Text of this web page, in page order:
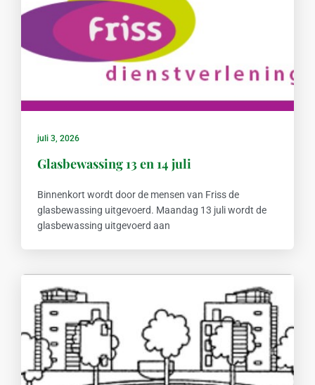
juli 3, 2026
Glasbewassing 13 en 14 juli
Binnenkort wordt door de mensen van Friss de
glasbewassing uitgevoerd. Maandag 13 juli wordt de
glasbewassing uitgevoerd aan